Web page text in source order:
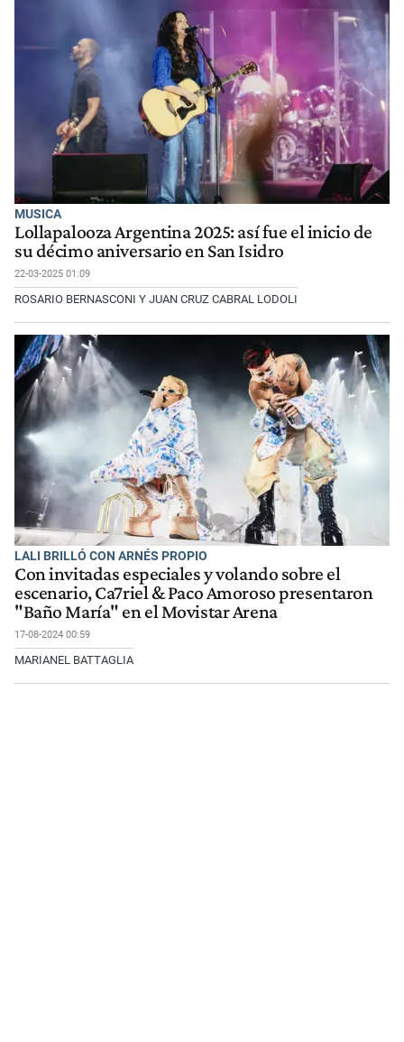
MUSICA
Lollapalooza Argentina 2025: así fue el inicio de
su décimo aniversario en San Isidro
22-03-2025 01:09
ROSARIO BERNASCONI Y JUAN CRUZ CABRAL LODOLI
LALI BRILLÓ CON ARNÉS PROPIO
Con invitadas especiales y volando sobre el
escenario, Ca7riel & Paco Amoroso presentaron
"Baño María" en el Movistar Arena
17-08-2024 00:59
MARIANEL BATTAGLIA